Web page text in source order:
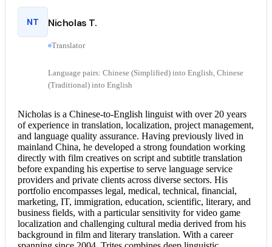
NT Nicholas T.
Translator
Language pairs: Chinese (Simplified) into English, Chinese
(Traditional) into English
Nicholas is a Chinese-to-English linguist with over 20 years
of experience in translation, localization, project management,
and language quality assurance. Having previously lived in
mainland China, he developed a strong foundation working
directly with film creatives on script and subtitle translation
before expanding his expertise to serve language service
providers and private clients across diverse sectors. His
portfolio encompasses legal, medical, technical, financial,
marketing, IT, immigration, education, scientific, literary, and
business fields, with a particular sensitivity for video game
localization and challenging cultural media derived from his
background in film and literary translation. With a career